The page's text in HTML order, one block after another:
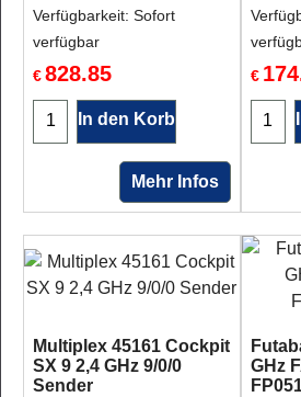
€828.85
Verfügbarkeit: Sofort
verfügbar
In den Korb
Mehr Infos
€
Multiplex 45161 Cockpit
SX 9 2,4 GHz 9/0/0
Sender
GHz